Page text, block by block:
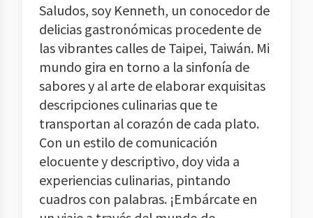
Saludos, soy Kenneth, un conocedor de
delicias gastronómicas procedente de
las vibrantes calles de Taipei, Taiwán. Mi
mundo gira en torno a la sinfonía de
sabores y al arte de elaborar exquisitas
descripciones culinarias que te
transportan al corazón de cada plato.
Con un estilo de comunicación
elocuente y descriptivo, doy vida a
experiencias culinarias, pintando
cuadros con palabras. ¡Embárcate en